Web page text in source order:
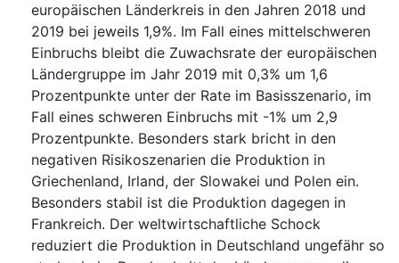
europäischen Länderkreis in den Jahren 2018 und
2019 bei jeweils 1,9%. Im Fall eines mittelschweren
Einbruchs bleibt die Zuwachsrate der europäischen
Ländergruppe im Jahr 2019 mit 0,3% um 1,6
Prozentpunkte unter der Rate im Basisszenario, im
Fall eines schweren Einbruchs mit -1% um 2,9
Prozentpunkte. Besonders stark bricht in den
negativen Risikoszenarien die Produktion in
Griechenland, Irland, der Slowakei und Polen ein.
Besonders stabil ist die Produktion dagegen in
Frankreich. Der weltwirtschaftliche Schock
reduziert die Produktion in Deutschland ungefähr so